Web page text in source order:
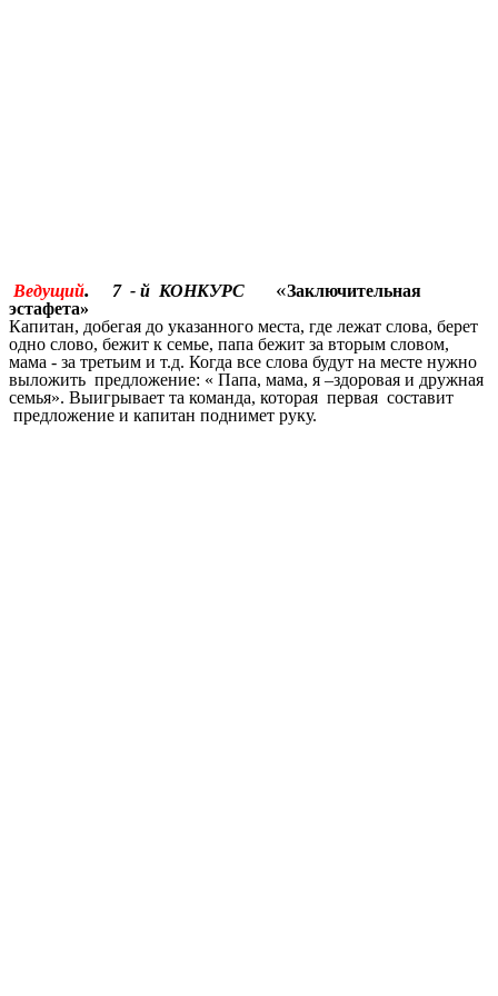
Ведущий. 7 - й КОНКУРС «Заключительная
эстафета»
Капитан, добегая до указанного места, где лежат слова, берет
одно слово, бежит к семье, папа бежит за вторым словом,
мама - за третьим и т.д. Когда все слова будут на месте нужно
выложить предложение: « Папа, мама, я –здоровая и дружная
семья». Выигрывает та команда, которая первая составит
предложение и капитан поднимет руку.